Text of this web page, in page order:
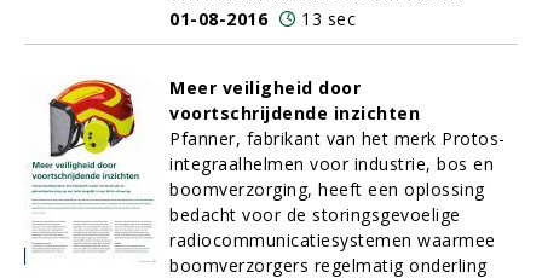
01-08-2016
13 sec
Meer veiligheid door
voortschrijdende inzichten
Pfanner, fabrikant van het merk Protos-
integraalhelmen voor industrie, bos en
boomverzorging, heeft een oplossing
bedacht voor de storingsgevoelige
radiocommunicatiesystemen waarmee
boomverzorgers regelmatig onderling